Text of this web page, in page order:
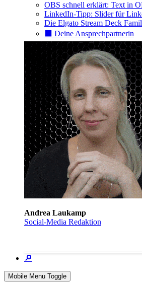
OBS schnell erklärt: Text in
LinkedIn-Tipp: Slider für
Die Elgato Stream Deck
⬛️ Deine Ansprechpartnerin
Andrea Laukamp
Social-Media Redaktion
🔎
Mobile Menu Toggle